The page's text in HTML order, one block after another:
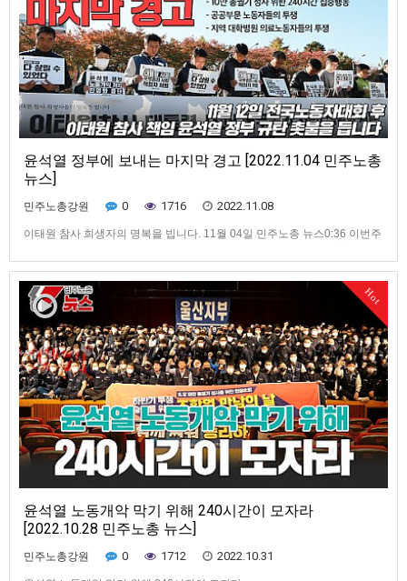
윤석열 정부에 보내는 마지막 경고 [2022.11.04 민주노총
뉴스]
민주노총강원 0 1716 2022.11.08
이태원 참사 희생자의 명복을 빕니다. 11월 04일 민주노총 뉴스0:36 이번주
은? 3:52 11.12 전국노동자대회 일주일 앞으로... 민주노총의 요구는? 7:00
10만 총궐기 성사를 위한 240시간 집중행동 8:38 공공부문 노동자들의 투
쟁 10:39 지역 대학병원의 무능…
Hot
윤석열 노동개악 막기 위해 240시간이 모자라
[2022.10.28 민주노총 뉴스]
민주노총강원 0 1712 2022.10.31